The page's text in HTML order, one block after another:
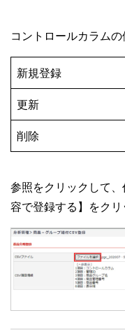
コントロールカラム
新規登録
更新
削除
参照をクリックして
容で登録する】をクリ